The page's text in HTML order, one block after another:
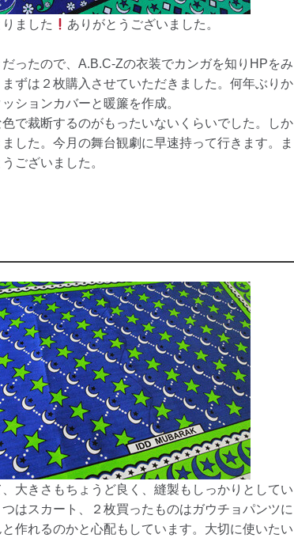
ました
ありがとうございました。
ったので、A.B.C-Zの衣装でカンガを知りHPをみ
ずは２枚購入させていただきました。何年ぶりか
ションカバーと暖簾を作成。
で裁断するのがもったいないくらいでした。しか
した。今月の舞台観劇に早速持って行きます。ま
ございました。
大きさもちょうど良く、縫製もしっかりとしてい
はスカート、２枚買ったものはガウチョパンツに
作れるのかと心配もしています。大切に使いたい